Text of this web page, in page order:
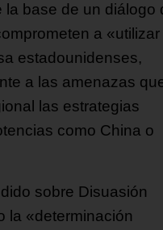
base de un diálogo
a
estadounidenses,
a las amenazas
las estrategias
como China o
sobre Disuasión
la «determinación